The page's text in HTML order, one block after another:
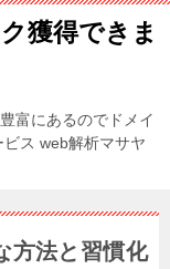
獲得できま
富にあるのでドメイ
ス web解析マサヤ
方法と習慣化